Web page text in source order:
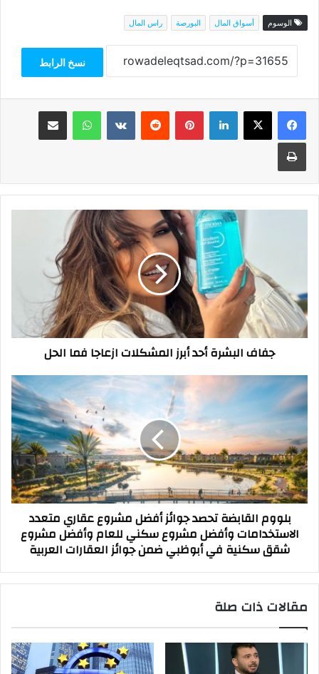
الوسوم أسواق المال البورصة راس المال
نسخ الرابط
فيسبوك‫X لينكدإن بينتيريست واتساب مشاركة عبر البريد
طباعة
المشكلات
ازعاجا
فما
الحل
جفاف البشرة أحد أبرز المشكلات ازعاجا فما الحل
بلووم
القابضة
تحصد
جوائز
أفضل
مشروع
عقاري
متعدد
الاستخدامات
وأفضل
مشروع
سكني
وأفضل مشروع
سكنية
بلووم القابضة تحصد جوائز أفضل مشروع عقاري متعدد
الاستخدامات وأفضل مشروع سكني للعام وأفضل مشروع
شقق سكنية في أبوظبي ضمن جوائز العقارات العربية
مقالات ذات صلة